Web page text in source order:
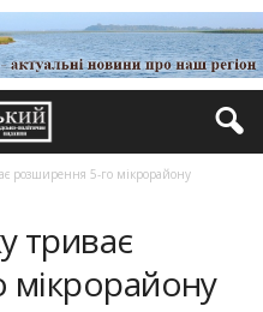
розширення 5-го мікрорайону
триває